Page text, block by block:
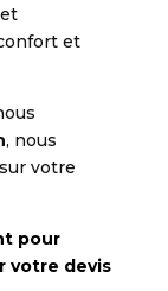
et
, nous
votre
pour
votre devis